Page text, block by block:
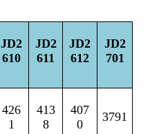
JD2
610
JD2
611
JD2
612
JD2
701
426
1
413
8
407
0
3791